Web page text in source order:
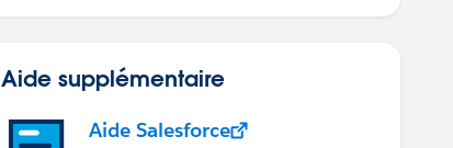
Aide supplémentaire
Aide Salesforce